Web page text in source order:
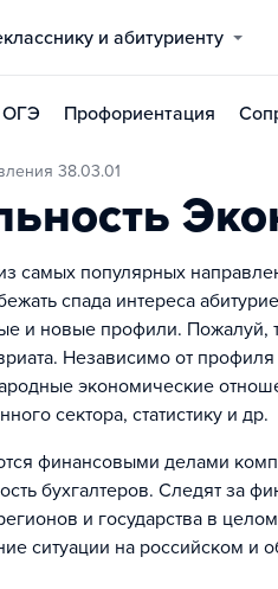
и абитуриенту
ОГЭ Профориентация
38.03.01
самых популярных
спада интереса
и новые профили. Пожалуй,
Независимо от
экономические
сектора, статистику и др.
финансовыми делами
бухгалтеров. Следят за
и государства в
ситуации на российском